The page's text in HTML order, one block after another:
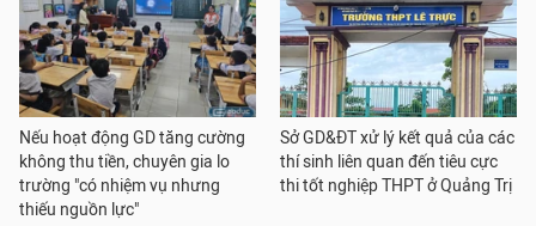
Nếu hoạt động GD tăng cường
không thu tiền, chuyên gia lo
trường "có nhiệm vụ nhưng
thiếu nguồn lực"
Sở GD&ĐT xử lý kết quả của các
thí sinh liên quan đến tiêu cực
thi tốt nghiệp THPT ở Quảng Trị